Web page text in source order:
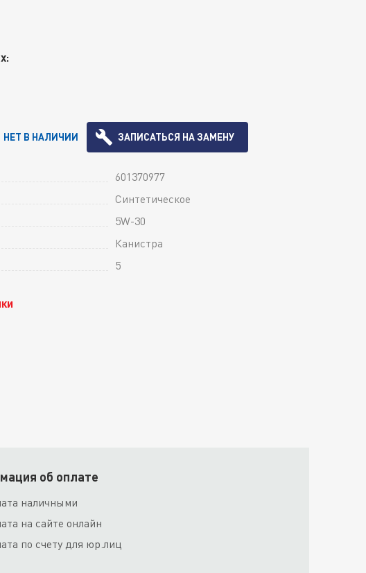
НЕТ В НАЛИЧИИ ЗАПИСАТЬСЯ НА ЗАМЕНУ
601370977
Синтетическое
5W-30
Канистра
5
об оплате
наличными
на сайте онлайн
по счету для юр.лиц